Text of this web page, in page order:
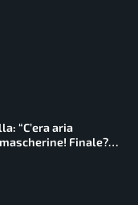
“C’era aria
Finale?